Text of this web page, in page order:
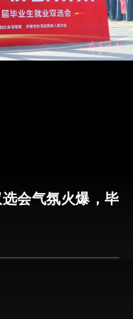
会气氛火爆，毕